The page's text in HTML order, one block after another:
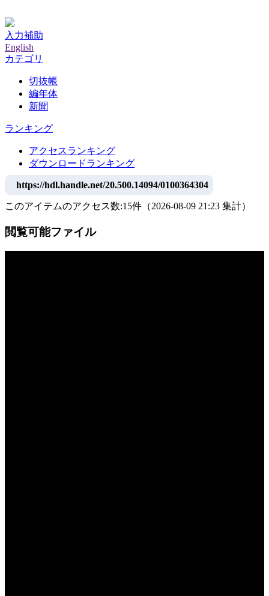
入力補助
English
カテゴリ
切抜帳
編年体
新聞
ランキング
アクセスランキング
ダウンロードランキング
https://hdl.handle.net/20.500.14094/0100364304
このアイテムのアクセス数:15件 （2026-08-09 21:23 集計）
閲覧可能ファイル